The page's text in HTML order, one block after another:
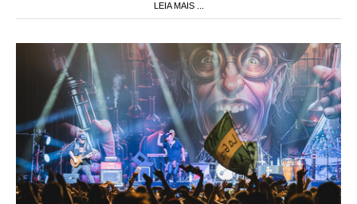
LEIA MAIS ...